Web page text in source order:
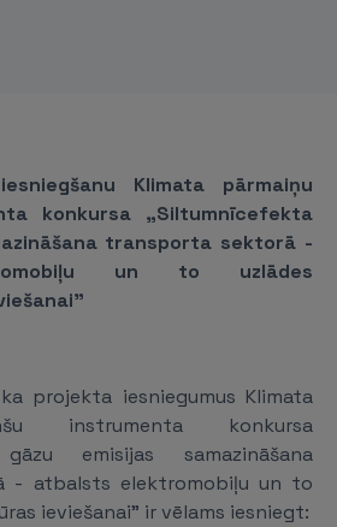
Klimata pārmaiņu
konkursa „Siltumnīcefekta
transporta sektorā -
un to uzlādes
projekta iesniegumus Klimata
instrumenta konkursa
emisijas samazināšana
- atbalsts elektromobiļu un to
ieviešanai” ir vēlams iesniegt: